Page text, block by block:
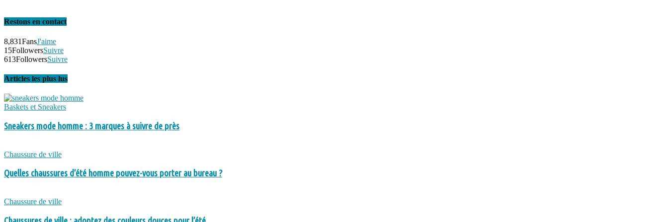
Restons en contact
8,831FansJ'aime
15FollowersSuivre
613FollowersSuivre
Articles les plus lus
Baskets et Sneakers
Sneakers mode homme : 3 marques à suivre de près
Chaussure de ville
Quelles chaussures d’été homme pouvez-vous porter au bureau ?
Chaussure de ville